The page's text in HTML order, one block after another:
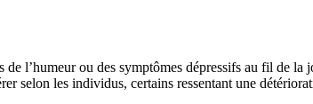
l’humeur ou des symptômes dépressifs au fil de la
selon les individus, certains ressentant une